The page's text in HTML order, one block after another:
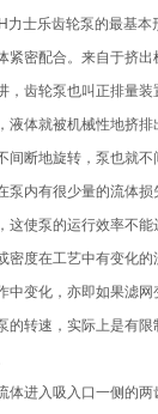
力士乐齿轮泵的最基
紧密配合。来自于挤
，齿轮泵也叫正排量
液体就被机械性地挤
间断地旋转，泵也就不
泵内有很少量的流体
这使泵的运行效率不
密度在工艺中有变化
中变化，亦即如果滤
的转速，实际上是有
体进入吸入口一侧的